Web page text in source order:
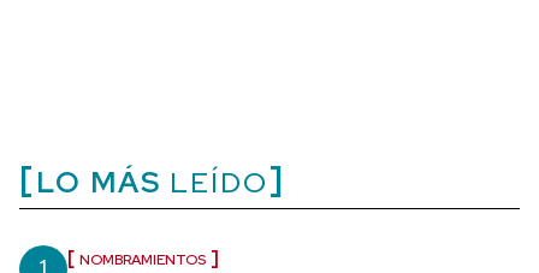
LO MÁS LEÍDO
NOMBRAMIENTOS